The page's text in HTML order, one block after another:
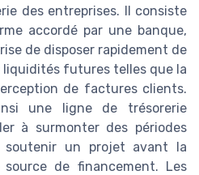
des entreprises. Il consiste
accordé par une banque,
de disposer rapidement de
futures telles que la
de factures clients.
une ligne de trésorerie
à surmonter des périodes
soutenir un projet avant la
de financement. Les